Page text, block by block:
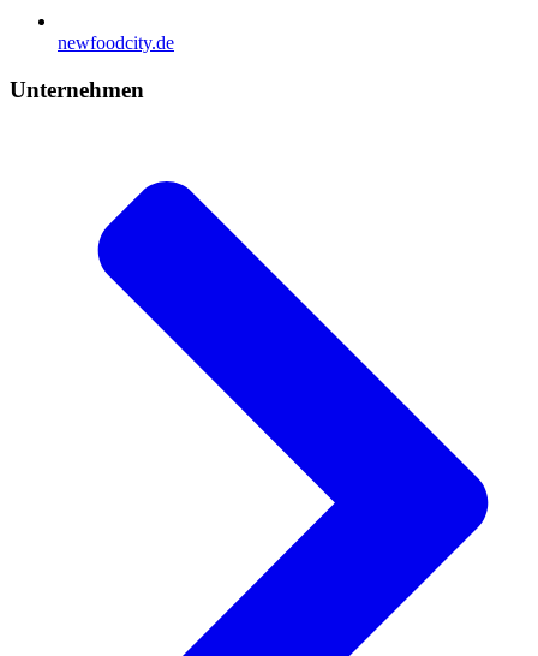
newfoodcity.de
Unternehmen